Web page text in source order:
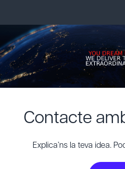
Contacte
Explica’ns la teva idea.